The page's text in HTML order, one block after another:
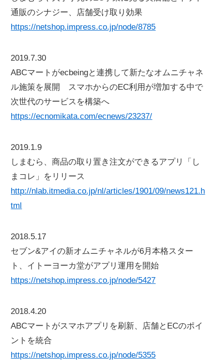
通販のシナジー、店舗受け取り効果
https://netshop.impress.co.jp/node/8785
2019.7.30
ABCマートがecbeingと連携して新たなオムニチャネ
ル施策を展開 スマホからのEC利用が増加する中で
次世代のサービスを構築へ
https://ecnomikata.com/ecnews/23237/
2019.1.9
しまむら、商品の取り置き注文ができるアプリ「し
まコレ」をリリース
http://nlab.itmedia.co.jp/nl/articles/1901/09/news121.h
tml
2018.5.17
セブン&アイの新オムニチャネルが6月本格スター
ト、イトーヨーカ堂がアプリ運用を開始
https://netshop.impress.co.jp/node/5427
2018.4.20
ABCマートがスマホアプリを刷新、店舗とECのポイ
ントを統合
https://netshop.impress.co.jp/node/5355